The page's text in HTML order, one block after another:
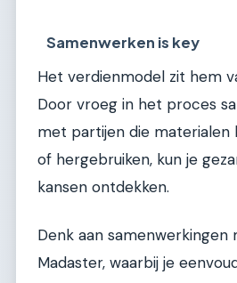
Samenwerken is key
Het verdienmodel zit hem
Door vroeg in het proces
met partijen die materialen
of hergebruiken, kun je
kansen ontdekken.
Denk aan samenwerkingen
Madaster, waarbij je